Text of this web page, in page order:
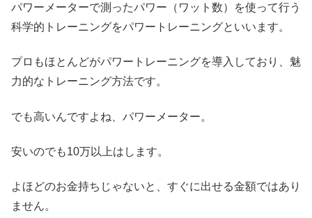
パワーメーターで測ったパワー（ワット数）を使って行う
科学的トレーニングをパワートレーニングといいます。
プロもほとんどがパワートレーニングを導入しており、魅
力的なトレーニング方法です。
でも高いんですよね、パワーメーター。
安いのでも10万以上はします。
よほどのお金持ちじゃないと、すぐに出せる金額ではあり
ません。